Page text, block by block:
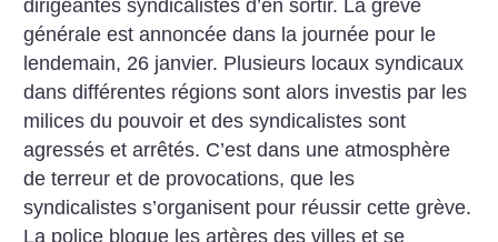
dirigeantes syndicalistes d’en sortir. La grève
générale est annoncée dans la journée pour le
lendemain, 26 janvier. Plusieurs locaux syndicaux
dans différentes régions sont alors investis par les
milices du pouvoir et des syndicalistes sont
agressés et arrêtés. C’est dans une atmosphère
de terreur et de provocations, que les
syndicalistes s’organisent pour réussir cette grève.
La police bloque les artères des villes et se